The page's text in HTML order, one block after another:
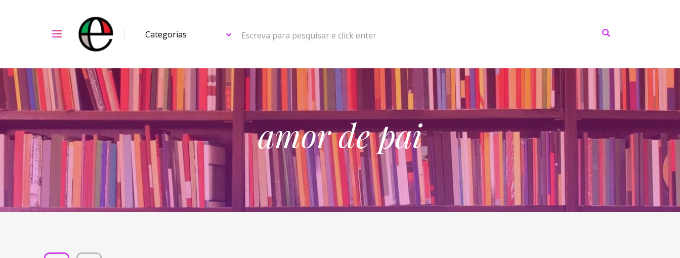
Escreva para pesquisar e click enter
amor de pai